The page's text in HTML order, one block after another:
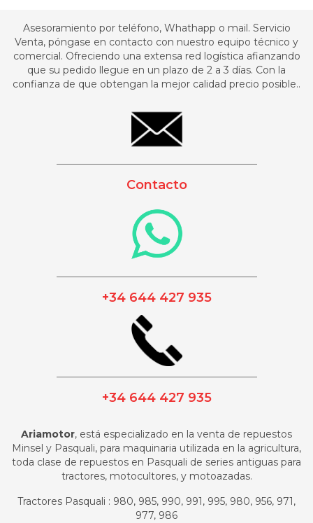
Asesoramiento por teléfono, Whathapp o mail. Servicio
Venta, póngase en contacto con nuestro equipo técnico y
comercial. Ofreciendo una extensa red logística afianzando
que su pedido llegue en un plazo de 2 a 3 días. Con la
confianza de que obtengan la mejor calidad precio posible..
Contacto
+34 644 427 935
+34 644 427 935
Ariamotor, está especializado en la venta de repuestos
Minsel y Pasquali, para maquinaria utilizada en la agricultura,
toda clase de repuestos en Pasquali de series antiguas para
tractores, motocultores, y motoazadas.
Tractores Pasquali : 980, 985, 990, 991, 995, 980, 956, 971,
977, 986